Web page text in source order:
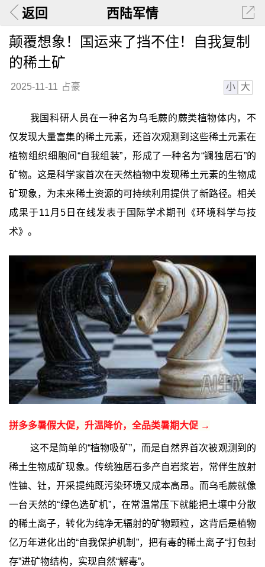
返回 西陆军情
颠覆想象！国运来了挡不住！自我复制
的稀土矿
2025-11-11 占豪 小 大
我国科研人员在一种名为乌毛蕨的蕨类植物体内，不
仅发现大量富集的稀土元素，还首次观测到这些稀土元素在
植物组织细胞间“自我组装”，形成了一种名为“镧独居石”的
矿物。这是科学家首次在天然植物中发现稀土元素的生物成
矿现象，为未来稀土资源的可持续利用提供了新路径。相关
成果于11月5日在线发表于国际学术期刊《环境科学与技
术》。
拼多多暑假大促，升温降价，全品类暑期大促 →
这不是简单的“植物吸矿”，而是自然界首次被观测到的
稀土生物成矿现象。传统独居石多产自岩浆岩，常伴生放射
性铀、钍，开采提纯既污染环境又成本高昂。而乌毛蕨就像
一台天然的“绿色选矿机”，在常温常压下就能把土壤中分散
的稀土离子，转化为纯净无辐射的矿物颗粒，这背后是植物
亿万年进化出的“自我保护机制”，把有毒的稀土离子“打包封
存”进矿物结构，实现自然“解毒”。